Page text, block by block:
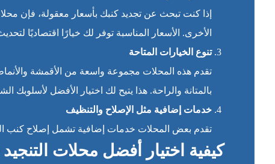
إذا كنت تبحث عن تجديد كنبك بأسعار معقولة، فإن
الأخرى. الأسعار المناسبة توفر لك خيارًا اقتصاديًا
تنوع الخيارات المتاحة
تقدم هذه المحلات مجموعة واسعة من الأقمشة
بالمتانة والراحة. هذا يتيح لك اختيار الأفضل لأسلوبك
خدمات إضافية مثل الإصلاح والتنظيف
تقدم بعض المحلات خدمات إضافية تشمل إصلاح كنب
كيفية اختيار أفضل محلات